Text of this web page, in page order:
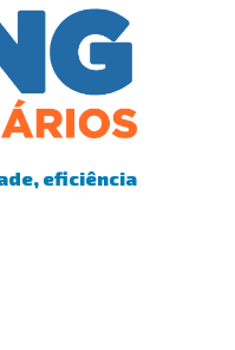
eficiência